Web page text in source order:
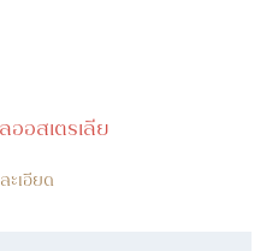
อสเตรเลีย
ะเอียด